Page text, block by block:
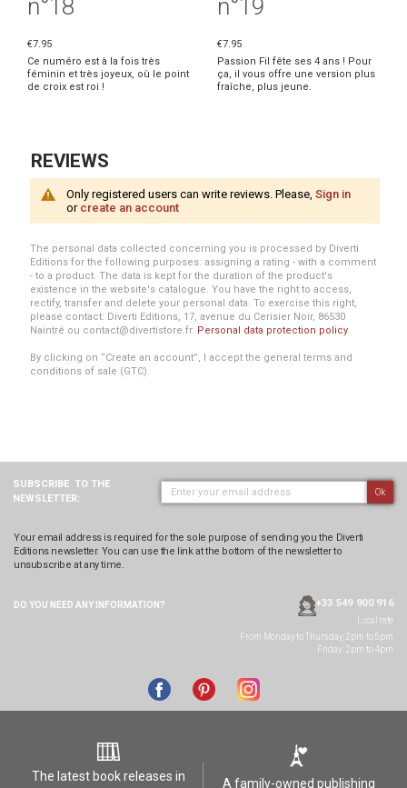
n°18
€7.95
Ce numéro est à la fois très
féminin et très joyeux, où le point
de croix est roi !
n°19
€7.95
Passion Fil fête ses 4 ans ! Pour
ça, il vous offre une version plus
fraîche, plus jeune.
REVIEWS
Only registered users can write reviews. Please, Sign in
or create an account
The personal data collected concerning you is processed by Diverti
Editions for the following purposes: assigning a rating - with a comment
- to a product. The data is kept for the duration of the product's
existence in the website's catalogue. You have the right to access,
rectify, transfer and delete your personal data. To exercise this right,
please contact: Diverti Editions, 17, avenue du Cerisier Noir, 86530
Naintré ou contact@divertistore.fr. Personal data protection policy.
By clicking on “Create an account”, I accept the general terms and
conditions of sale (GTC).
SUBSCRIBE TO THE
NEWSLETTER:
Ok
Your email address is required for the sole purpose of sending you the Diverti
Editions newsletter. You can use the link at the bottom of the newsletter to
unsubscribe at any time.
DO YOU NEED ANY INFORMATION? +33 549 900 916
Local rate
From Monday to Thursday, 2pm to 5pm
Friday: 2pm to 4pm
The latest book releases in
A family-owned publishing